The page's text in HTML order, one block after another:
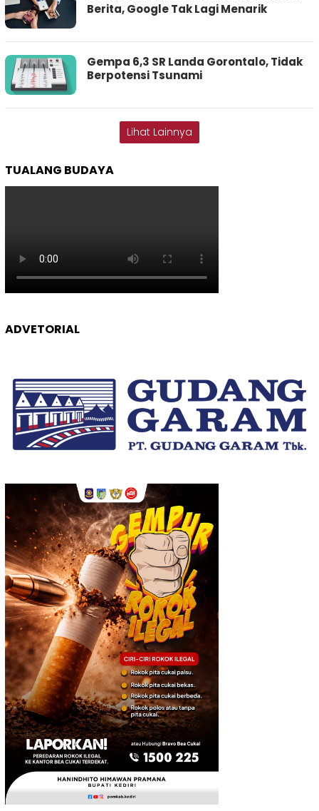
Berita, Google Tak Lagi Menarik
Gempa 6,3 SR Landa Gorontalo, Tidak
Berpotensi Tsunami
Lihat Lainnya
TUALANG BUDAYA
ADVETORIAL